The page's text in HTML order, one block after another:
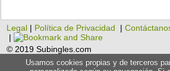
Legal | Política de Privacidad |
|
© 2019 Subingles.com
Usamos cookies propias y de terceros